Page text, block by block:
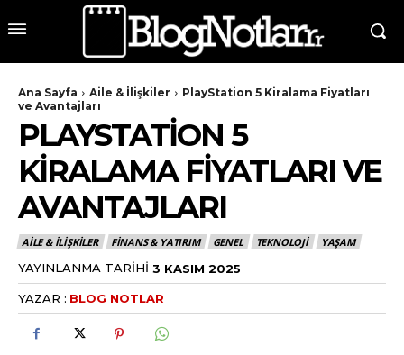
Ana Sayfa Aile & İlişkiler
PlayStation 5 Kiralama Fiyatları
ve Avantajları
PLAYSTATION 5
KIRALAMA FIYATLARI VE
AVANTAJLARI
AILE & İLIŞKILER FINANS & YATIRIM GENEL TEKNOLOJI YAŞAM
YAYINLANMA TARIHI 3 KASIM 2025
YAZAR : BLOG NOTLAR